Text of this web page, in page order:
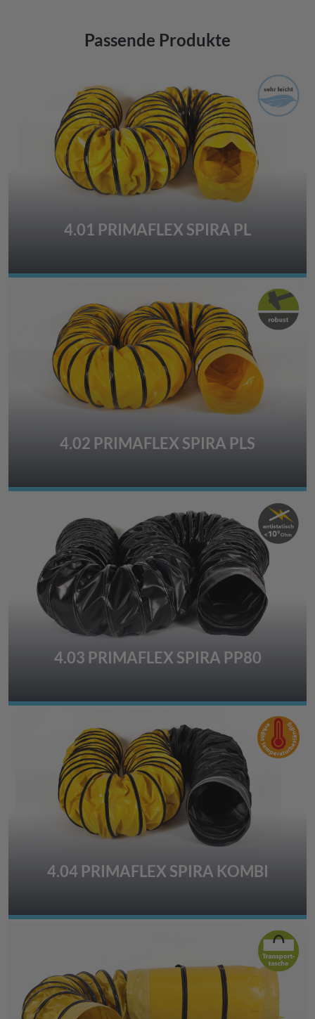
Passende Produkte
4.01 PRIMAFLEX SPIRA PL
4.02 PRIMAFLEX SPIRA PLS
4.03 PRIMAFLEX SPIRA PP80
4.04 PRIMAFLEX SPIRA KOMBI